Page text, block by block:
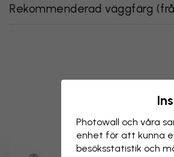
Rekommenderad väggfärg (
Photowall och våra
enhet för att kunna
besöks­statistik och